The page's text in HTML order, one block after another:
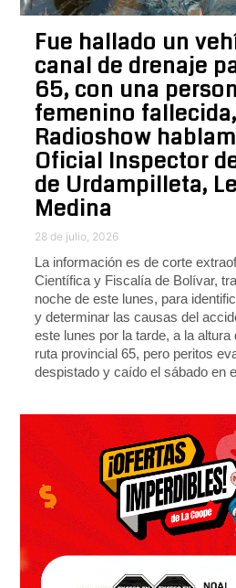
Fue hallado un
canal de drenaje
65, con una
femenino
Radioshow
Oficial Inspector
de Urdampilleta,
Medina
28 de julio, 2026
La información es de corte
Científica y Fiscalía de Bolívar,
noche de este lunes, para
y determinar las causas del
este lunes por la tarde, a la
ruta provincial 65, pero peritos
despistado y caído el sábado en